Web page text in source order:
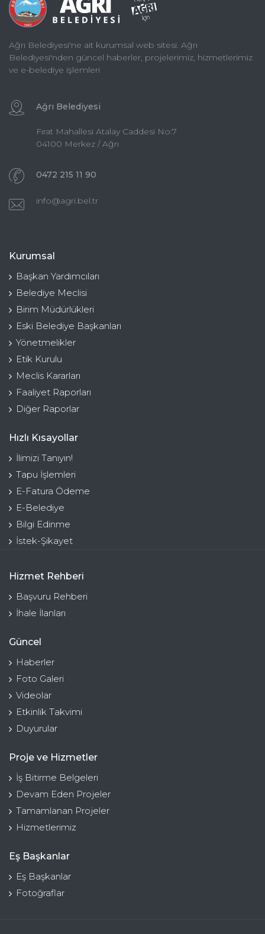
Ağrı Belediyesi'ne ait kurumsal web sitesi. Ağrı
Belediyesi'nden güncel haberler, projelerimiz, hizmetlerimiz
ve e-belediye işlemleri
Ağrı Belediyesi
Fırat Mahallesi Atalay Caddesi No:7
04100 Merkez / Ağrı
0472 215 11 90
info@agri.bel.tr
Kurumsal
Başkan Yardımcıları
Belediye Meclisi
Birim Müdürlükleri
Eski Belediye Başkanları
Yönetmelikler
Etik Kurulu
Meclis Kararları
Faaliyet Raporları
Diğer Raporlar
Hızlı Kısayollar
İlimizi Tanıyın!
Tapu İşlemleri
E-Fatura Ödeme
E-Belediye
Bilgi Edinme
İstek-Şikayet
Hizmet Rehberi
Başvuru Rehberi
İhale İlanları
Güncel
Haberler
Foto Galeri
Videolar
Etkinlik Takvimi
Duyurular
Proje ve Hizmetler
İş Bitirme Belgeleri
Devam Eden Projeler
Tamamlanan Projeler
Hizmetlerimiz
Eş Başkanlar
Eş Başkanlar
Fotoğraflar